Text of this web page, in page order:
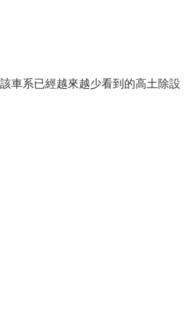
車系已經越來越少看到的高土除設